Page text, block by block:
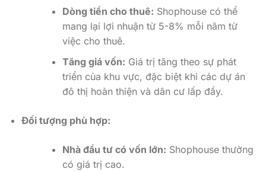
Dòng tiền cho thuê: Shophouse có thể
mang lại lợi nhuận từ 5-8% mỗi năm từ
việc cho thuê.
Tăng giá vốn: Giá trị tăng theo sự phát
triển của khu vực, đặc biệt khi các dự án
đô thị hoàn thiện và dân cư lấp đầy.
Đối tượng phù hợp:
Nhà đầu tư có vốn lớn: Shophouse thường
có giá trị cao.